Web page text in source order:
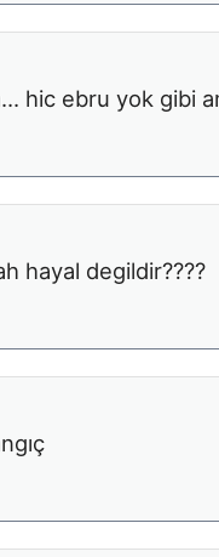
hic ebru yok gibi
hayal degildir????